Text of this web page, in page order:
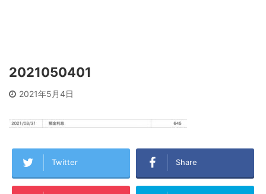
2021050401
2021年5月4日
Twitter Share